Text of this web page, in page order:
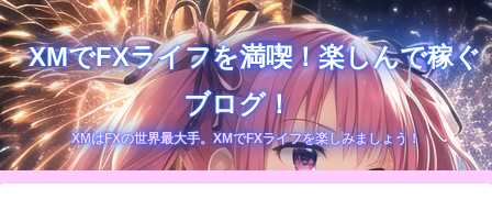
XMでFXライフを満喫！楽しんで稼ぐ
ブログ！
XMはFXの世界最大手。XMでFXライフを楽しみましょう！